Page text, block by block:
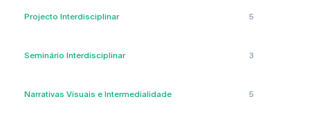
Projecto Interdisciplinar 5
Seminário Interdisciplinar 3
Narrativas Visuais e Intermedialidade 5